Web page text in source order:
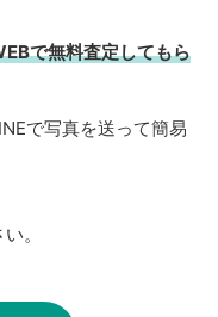
で無料査定してもら
で写真を送って簡易
。